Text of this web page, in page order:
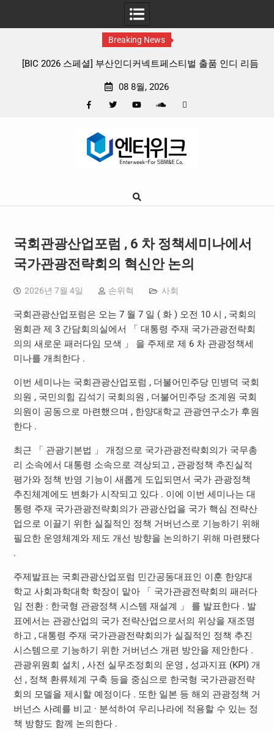
Breaking News
페스티벌 출품 인디 리듬
판타지 케이팝 애니메이션 ‘고스트밴드
08 8월, 2026
Google
국회관광산업포럼 , 6 차 정책세미나에서
국가관광전략회의 혁신안 논의
2026년 7월 4일 손위혁 사회
국회관광산업포럼은 오는 7 월 7 일 ( 화 ) 오전 10 시 , 국회의
원회관 제 3 간담회의실에서 「 대통령 주재 국가관광전략회
의의 새로운 패러다임 모색 」 을 주제로 제 6 차 관광정책세
미나를 개최한다 .
이번 세미나는 국회관광산업포럼 , 더불어민주당 민병덕 국회
의원 , 국민의힘 김석기 국회의원 , 더불어민주당 조계원 국회
의원이 공동으로 마련했으며 , 한양대학교 관광연구소가 후원
한다 .
최근 「 관광기본법 」 개정으로 국가관광전략회의가 국무총
리 소속에서 대통령 소속으로 격상되고 , 관광정책 추진실적
평가와 정책 반영 기능이 새롭게 도입되면서 국가 관광정책
추진체계에도 변화가 시작되고 있다 . 이에 이번 세미나는 대
통령 주재 국가관광전략회의가 관광산업을 국가 핵심 전략산
업으로 이끌기 위한 실질적인 정책 거버넌스로 기능하기 위해
필요한 운영체계와 제도 개선 방향을 논의하기 위해 마련됐다
.
주제발표는 국회관광산업포럼 민간공동대표인 이훈 한양대
학교 사회과학대학 학장이 맡아 「 국가관광전략회의 패러다
임 전환 : 한국형 관광정책 시스템 재설계 」 를 발표한다 . 발
표에서는 관광산업의 국가 전략산업으로서의 위상을 재조명
하고 , 대통령 주재 국가관광전략회의가 실질적인 정책 추진
시스템으로 기능하기 위한 거버넌스 개편 방안을 제안한다 .
관광위원회 설치 , 사전 실무조정회의 운영 , 성과지표 (KPI) 개
선 , 정책 환류체계 구축 등을 중심으로 한국형 국가관광전략
회의 모델을 제시할 예정이다 . 또한 일본 등 해외 관광정책 거
버넌스 사례를 비교 · 분석하여 우리나라에 적용할 수 있는 정
책 방향도 함께 논의한다 .